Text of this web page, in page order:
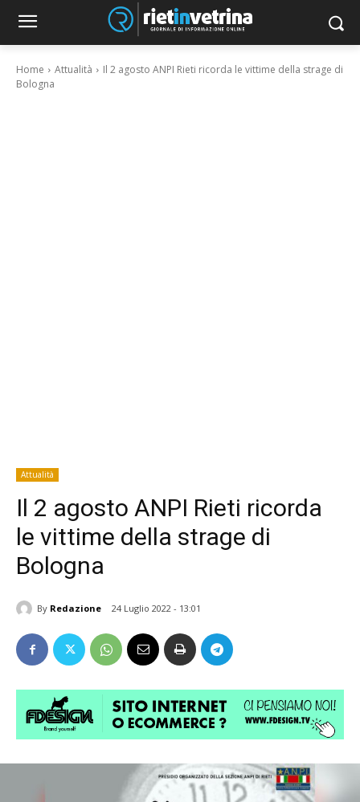
Home Attualità
Il 2 agosto ANPI Rieti ricorda le vittime della strage di
Bologna
Attualità
Il 2 agosto ANPI Rieti ricorda
le vittime della strage di
Bologna
By Redazione 24 Luglio 2022 - 13:01